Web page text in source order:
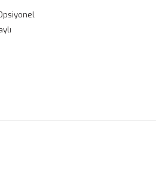
veya görüntülenemiyor.